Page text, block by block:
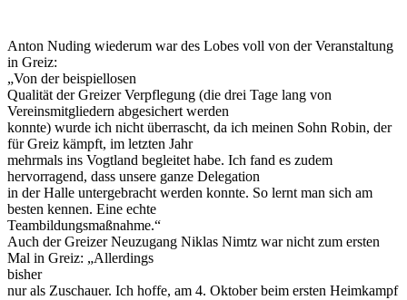
Anton Nuding wiederum war des Lobes voll von der Veranstaltung
in Greiz:
„Von der beispiellosen
Qualität der Greizer Verpflegung (die drei Tage lang von
Vereinsmitgliedern abgesichert werden
konnte) wurde ich nicht überrascht, da ich meinen Sohn Robin, der
für Greiz kämpft, im letzten Jahr
mehrmals ins Vogtland begleitet habe. Ich fand es zudem
hervorragend, dass unsere ganze Delegation
in der Halle untergebracht werden konnte. So lernt man sich am
besten kennen. Eine echte
Teambildungsmaßnahme.“
Auch der Greizer Neuzugang Niklas Nimtz war nicht zum ersten
Mal in Greiz: „Allerdings
bisher
nur als Zuschauer. Ich hoffe, am 4. Oktober beim ersten Heimkampf